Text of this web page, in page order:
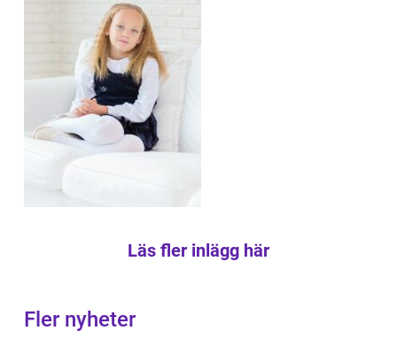
Läs fler inlägg här
Fler nyheter